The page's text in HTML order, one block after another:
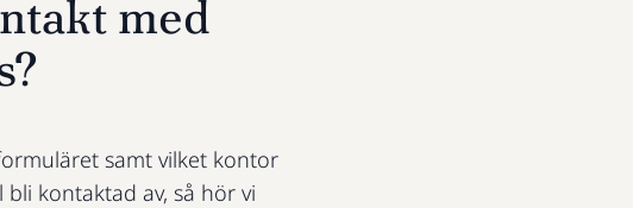
med
samt vilket kontor
bli kontaktad av, så hör vi